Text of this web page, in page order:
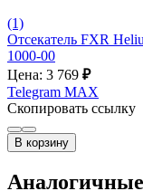
(1)
Отсекатель FXR
1000-00
Цена: 3 769 ₽
Telegram MAX
Скопировать ссылку
В корзину